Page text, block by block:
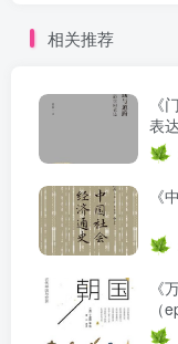
相关推荐
《
表达
《
《
（